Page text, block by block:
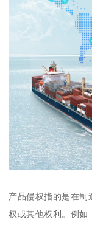
产品侵权指的是在制
权或其他权利。例如